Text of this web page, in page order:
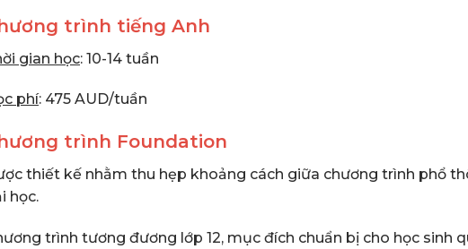
trình tiếng Anh
gian học: 10-14 tuần
phí: 475 AUD/tuần
trình Foundation
thiết kế nhằm thu hẹp khoảng cách giữa chương trình phổ
học.
trình tương đương lớp 12, mục đích chuẩn bị cho học sinh